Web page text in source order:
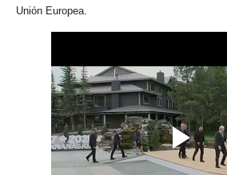
Unión Europea.